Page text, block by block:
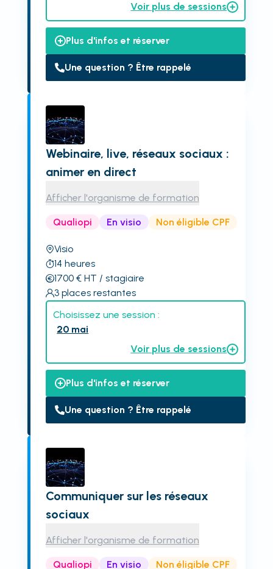
Voir plus de sessions
Plus d'infos et réserver
Une question ? Être rappelé
Webinaire, live, réseaux sociaux :
animer en direct
Afficher l'organisme de formation
Qualiopi En visio Non éligible CPF
Visio
14 heures
1700€ HT / stagiaire
3 places restantes
Choisissez une session :
20 mai
Voir plus de sessions
Plus d'infos et réserver
Une question ? Être rappelé
Communiquer sur les réseaux
sociaux
Afficher l'organisme de formation
Qualiopi En visio Non éligible CPF